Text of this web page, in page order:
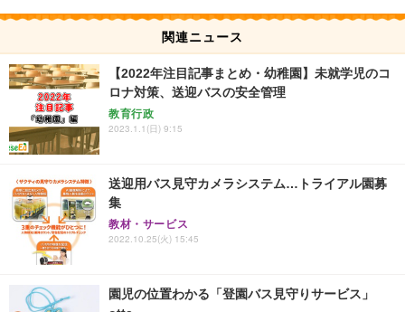
関連ニュース
【2022年注目記事まとめ・幼稚園】未就学児のコ
ロナ対策、送迎バスの安全管理
教育行政
2023.1.1(日) 9:15
送迎用バス見守カメラシステム…トライアル園募
集
教材・サービス
2022.10.25(火) 15:45
園児の位置わかる「登園バス見守りサービス」